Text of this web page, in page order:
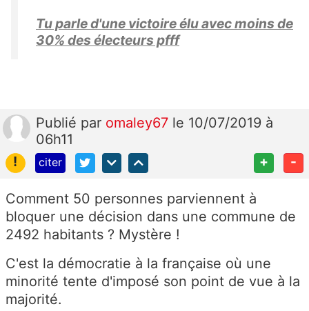
Tu parle d'une victoire élu avec moins de
30% des électeurs pfff
Publié par omaley67 le 10/07/2019 à
06h11
!
citer + -
Comment 50 personnes parviennent à
bloquer une décision dans une commune de
2492 habitants ? Mystère !
C'est la démocratie à la française où une
minorité tente d'imposé son point de vue à la
majorité.